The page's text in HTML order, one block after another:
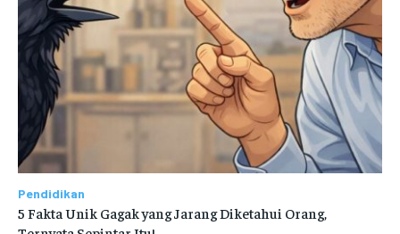
Pendidikan
5 Fakta Unik Gagak yang Jarang Diketahui Orang,